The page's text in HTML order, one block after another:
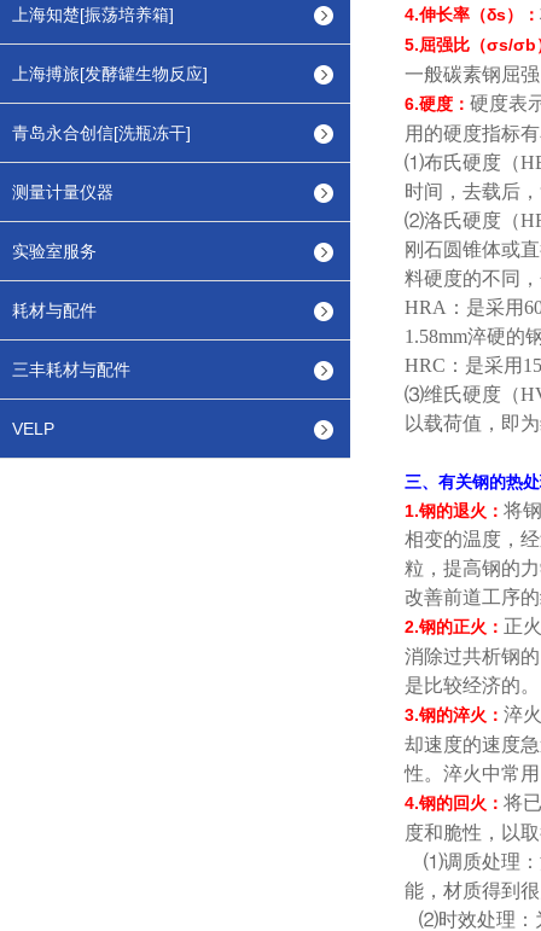
上海知楚[振荡培养箱]
上海搏旅[发酵罐生物反应]
青岛永合创信[洗瓶冻干]
测量计量仪器
实验室服务
耗材与配件
三丰耗材与配件
VELP
4.伸长率（δs）：
5.屈强比（σs/σb
一般碳素钢屈
6.硬度： 硬度表
用的硬度指标
⑴布氏硬度（
时间，去载后
⑵洛氏硬度（
刚石圆锥体或
料硬度的不同
HRA ：是采用
1.58mm淬硬的
HRC ：是采用
⑶维氏硬度（
以载荷值，即
三、有关钢的热
1.钢的退火： 将
相变的温度，
粒，提高钢的
改善前道工序
2.钢的正火： 正
消除过共析钢
是比较经济的。
3.钢的淬火： 淬
却速度的速度
性。淬火中常
4.钢的回火： 将
度和脆性，以
⑴调质处理
能，材质得到
⑵时效处理